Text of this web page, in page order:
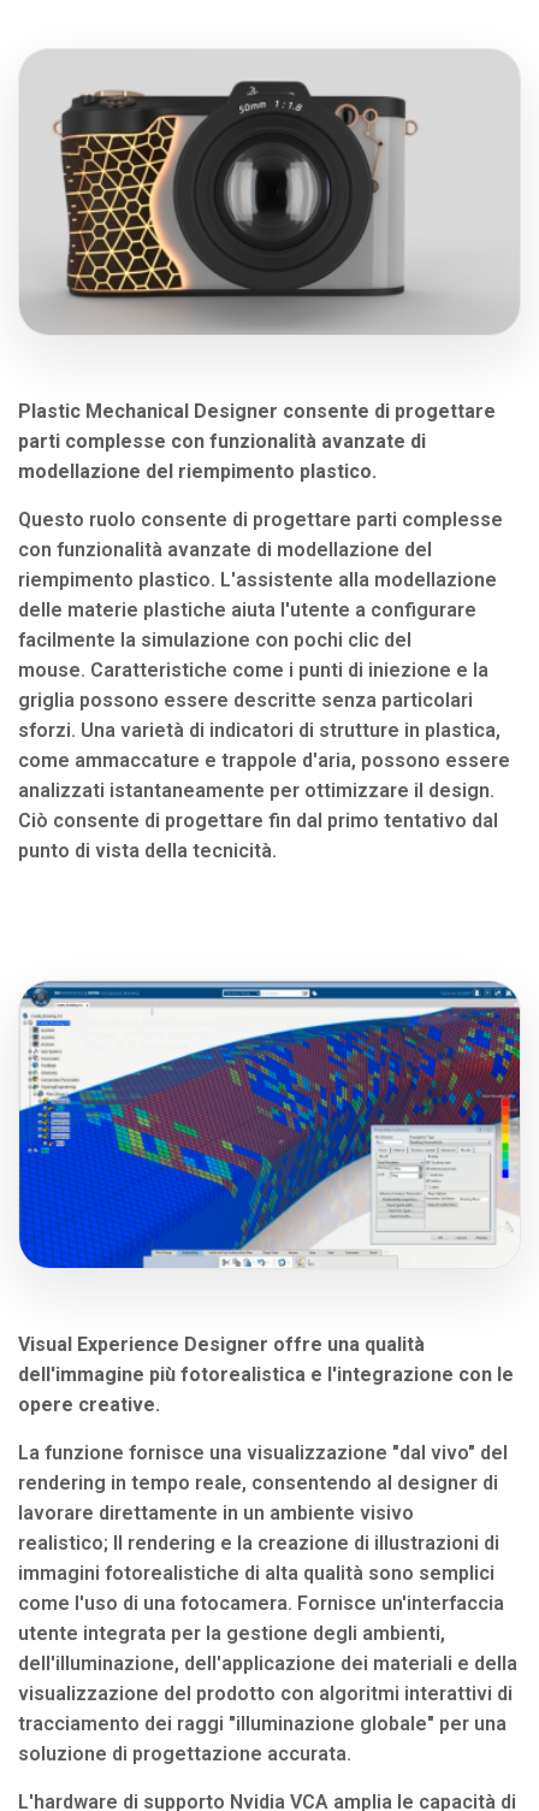
Plastic Mechanical Designer consente di progettare
parti complesse con funzionalità avanzate di
modellazione del riempimento plastico.
Questo ruolo consente di progettare parti complesse
con funzionalità avanzate di modellazione del
riempimento plastico. L'assistente alla modellazione
delle materie plastiche aiuta l'utente a configurare
facilmente la simulazione con pochi clic del
mouse. Caratteristiche come i punti di iniezione e la
griglia possono essere descritte senza particolari
sforzi. Una varietà di indicatori di strutture in plastica,
come ammaccature e trappole d'aria, possono essere
analizzati istantaneamente per ottimizzare il design.
Ciò consente di progettare fin dal primo tentativo dal
punto di vista della tecnicità.
Visual Experience Designer offre una qualità
dell'immagine più fotorealistica e l'integrazione con le
opere creative.
La funzione fornisce una visualizzazione "dal vivo" del
rendering in tempo reale, consentendo al designer di
lavorare direttamente in un ambiente visivo
realistico; Il rendering e la creazione di illustrazioni di
immagini fotorealistiche di alta qualità sono semplici
come l'uso di una fotocamera. Fornisce un'interfaccia
utente integrata per la gestione degli ambienti,
dell'illuminazione, dell'applicazione dei materiali e della
visualizzazione del prodotto con algoritmi interattivi di
tracciamento dei raggi "illuminazione globale" per una
soluzione di progettazione accurata.
L'hardware di supporto Nvidia VCA amplia le capacità di